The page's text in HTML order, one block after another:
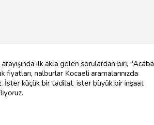
ilk akla gelen sorulardan biri, "Acaba
nalburlar Kocaeli aramalarınızda
İster küçük bir tadilat, ister büyük bir inşaat